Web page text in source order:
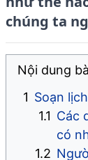
chúng ta
Nội dung
Soạn
Các
có